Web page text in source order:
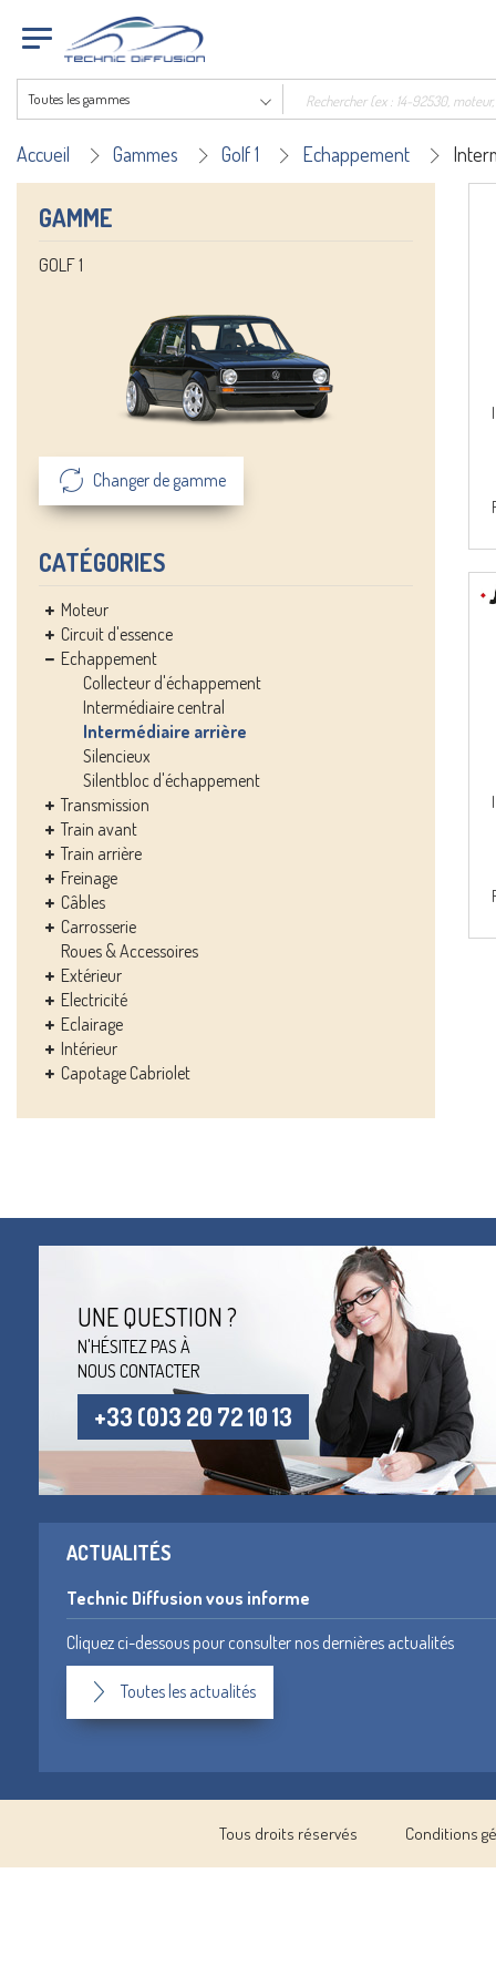
Toutes les gammes
Accueil Gammes Golf 1 Echappement
GAMME
GOLF 1
Changer de gamme
CATÉGORIES
Moteur
Circuit d'essence
Echappement
Collecteur d'échappement
Intermédiaire central
Intermédiaire arrière
Silencieux
Silentbloc d'échappement
Transmission
Train avant
Train arrière
Freinage
Câbles
Carrosserie
Roues & Accessoires
Extérieur
Electricité
Eclairage
Intérieur
Capotage Cabriolet
UNE QUESTION ?
N'HÉSITEZ PAS À
NOUS CONTACTER
+33 (0)3 20 72 10 13
ACTUALITÉS
Technic Diffusion vous informe
Cliquez ci-dessous pour consulter nos dernières actualités
Toutes les actualités
Tous droits réservés Conditions